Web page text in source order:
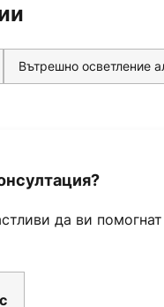
Вътрешно осветление
да ви помогнат